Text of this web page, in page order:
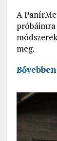
A
meg.